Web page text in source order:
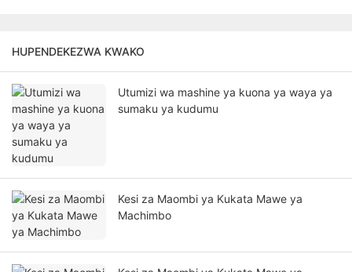
HUPENDEKEZWA KWAKO
Utumizi wa mashine ya kuona ya waya ya
sumaku ya kudumu
Kesi za Maombi ya Kukata Mawe ya
Machimbo